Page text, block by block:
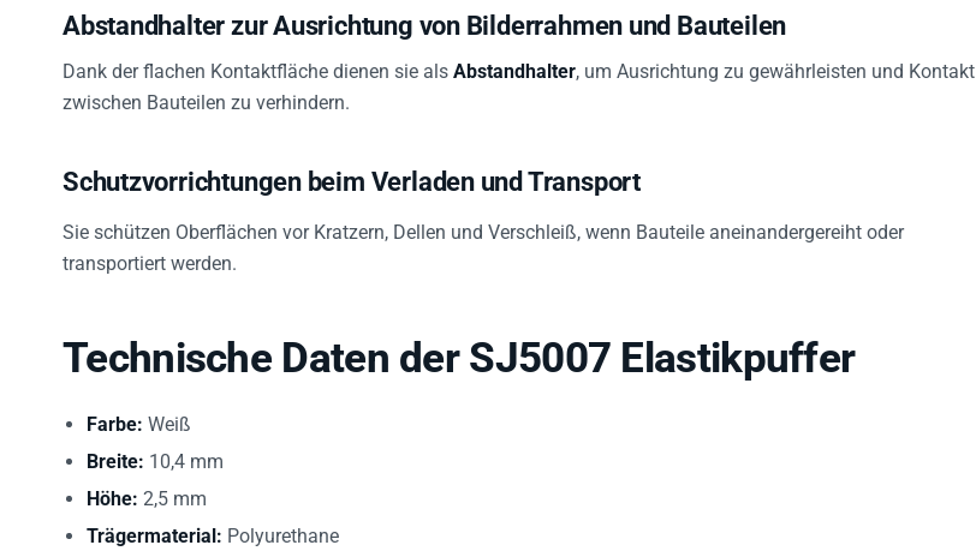
Abstandhalter zur Ausrichtung von Bilderrahmen und Bauteilen
Dank der flachen Kontaktfläche dienen sie als Abstandhalter , um Ausrichtung zu gewährleisten und Kontakt
zwischen Bauteilen zu verhindern.
Schutzvorrichtungen beim Verladen und Transport
Sie schützen Oberflächen vor Kratzern, Dellen und Verschleiß, wenn Bauteile aneinandergereiht oder
transportiert werden.
Technische Daten der SJ5007 Elastikpuffer
Farbe: Weiß
Breite: 10,4 mm
Höhe: 2,5 mm
Trägermaterial: Polyurethane